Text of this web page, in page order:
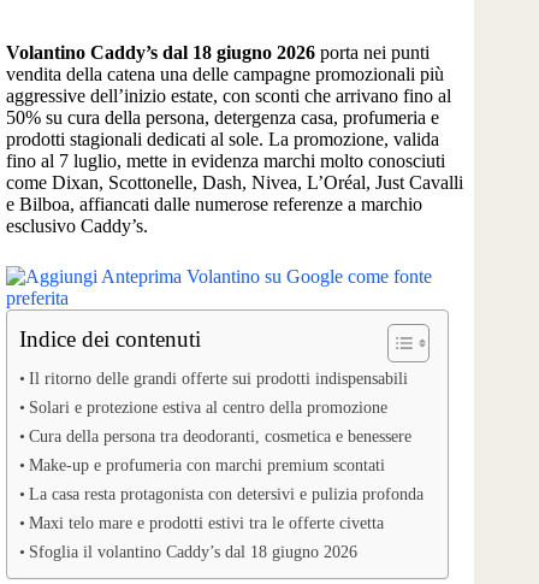
Volantino Caddy’s dal 18 giugno 2026 porta nei punti
vendita della catena una delle campagne promozionali più
aggressive dell’inizio estate, con sconti che arrivano fino al
50% su cura della persona, detergenza casa, profumeria e
prodotti stagionali dedicati al sole. La promozione, valida
fino al 7 luglio, mette in evidenza marchi molto conosciuti
come Dixan, Scottonelle, Dash, Nivea, L’Oréal, Just Cavalli
e Bilboa, affiancati dalle numerose referenze a marchio
esclusivo Caddy’s.
Indice dei contenuti
Il ritorno delle grandi offerte sui prodotti indispensabili
Solari e protezione estiva al centro della promozione
Cura della persona tra deodoranti, cosmetica e benessere
Make-up e profumeria con marchi premium scontati
La casa resta protagonista con detersivi e pulizia profonda
Maxi telo mare e prodotti estivi tra le offerte civetta
Sfoglia il volantino Caddy’s dal 18 giugno 2026